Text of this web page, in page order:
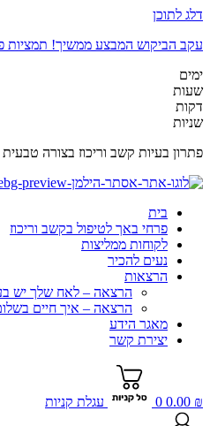
דלג לתוכן
עקב הביקוש המבצע ממשיך! תמציות פרחי
ימים
שעות
דקות
שניות
פתרון בעיות קשב וריכוז בצורה
בית
פרחי באך לטיפול בקשב וריכוז
לקוחות ממליצות
נעים להכיר
הרצאות
הרצאה – לאח שלך יש
הרצאה – איך חיים
מאגר הידע
יצירת קשר
0.00 ₪
0 עגלת קניות